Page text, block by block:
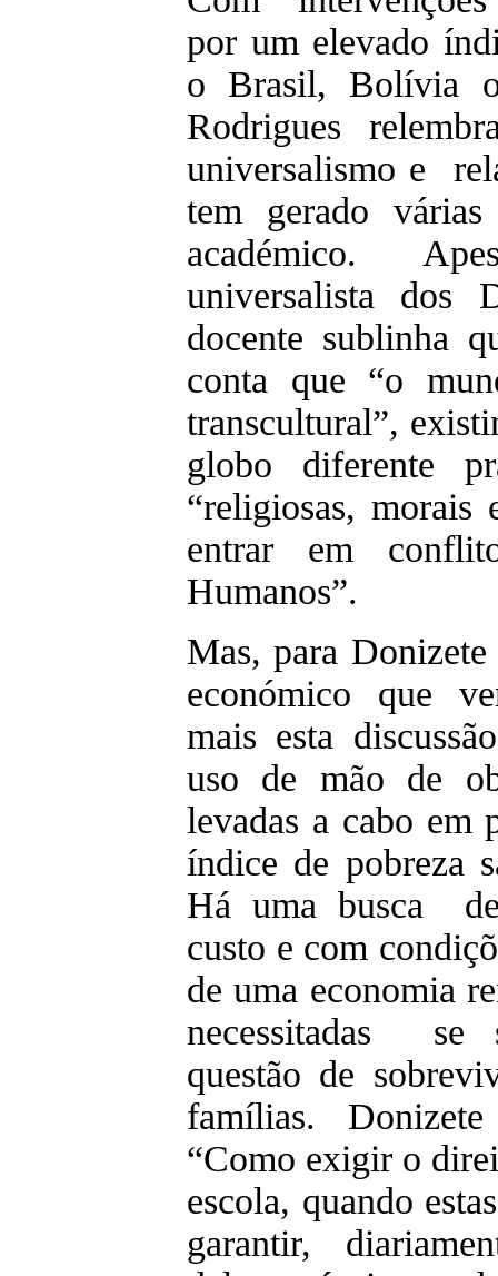
por um elevado
o Brasil, Bolívia
Rodrigues
universalismo e
tem gerado
académico.
universalista dos
docente sublinha
conta que “o
transcultural”,
globo diferente
“religiosas, morais
entrar em
Humanos”.
Mas, para
económico que
mais esta
uso de mão de
levadas a cabo em
índice de pobreza
Há uma busca
custo e com
de uma economia
necessitadas se
questão de
famílias. Donizete
“Como exigir o
escola, quando
garantir,